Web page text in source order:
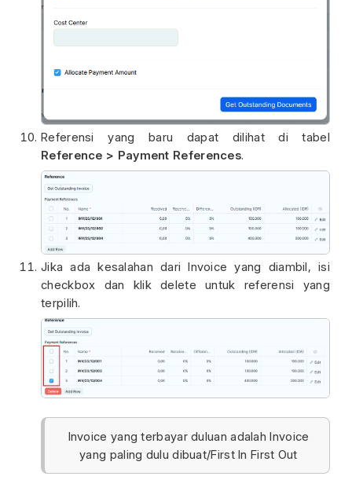
Referensi yang baru dapat dilihat di tabel
Reference > Payment References.
Jika ada kesalahan dari Invoice yang diambil, isi
checkbox dan klik delete untuk referensi yang
terpilih.
Invoice yang terbayar duluan adalah Invoice
yang paling dulu dibuat/First In First Out